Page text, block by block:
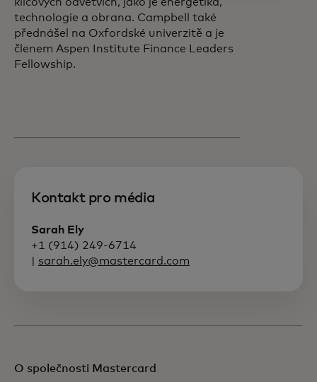
technologie a obrana. Campbell také
přednášel na Oxfordské univerzitě a je
členem Aspen Institute Finance Leaders
Fellowship.
Kontakt pro média
Sarah Ely
+1 (914) 249-6714
sarah.ely@mastercard.com
O společnosti Mastercard